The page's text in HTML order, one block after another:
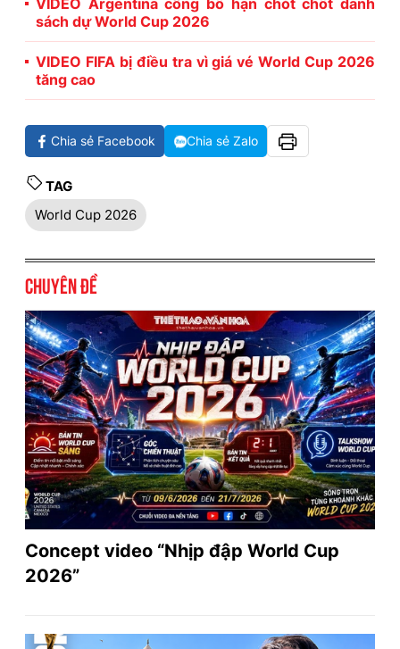
VIDEO Argentina công bố hạn chót chốt danh
sách dự World Cup 2026
VIDEO FIFA bị điều tra vì giá vé World Cup 2026
tăng cao
Chia sẻ Facebook Chia sẻ Zalo
TAG
World Cup 2026
Chuyên đề
Concept video “Nhịp đập World Cup
2026”